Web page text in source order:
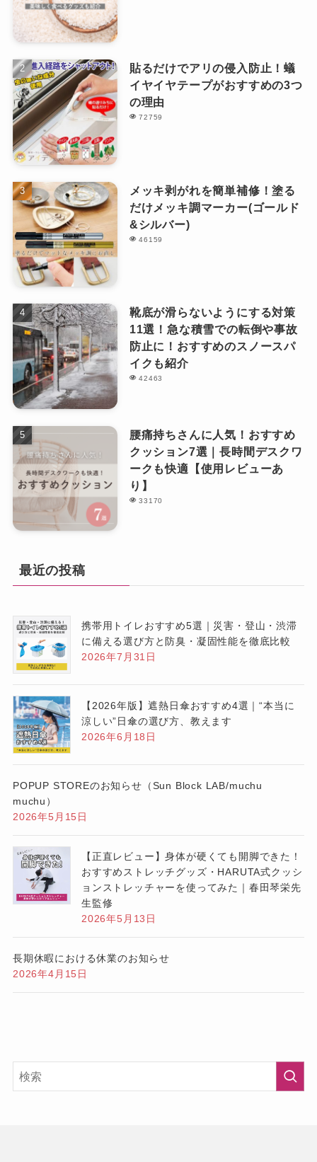
貼るだけでアリの侵入防止！蟻
イヤイヤテープがおすすめの3つ
の理由
72759
メッキ剥がれを簡単補修！塗る
だけメッキ調マーカー(ゴールド
&シルバー)
46159
靴底が滑らないようにする対策
11選！急な積雪での転倒や事故
防止に！おすすめのスノースパ
イクも紹介
42463
腰痛持ちさんに人気！おすすめ
クッション7選｜長時間デスクワ
ークも快適【使用レビューあ
り】
33170
最近の投稿
携帯用トイレおすすめ5選｜災害・登山・渋滞
に備える選び方と防臭・凝固性能を徹底比較
2026年7月31日
【2026年版】遮熱日傘おすすめ4選｜“本当に
涼しい”日傘の選び方、教えます
2026年6月18日
POPUP STOREのお知らせ（Sun Block LAB/muchu
muchu）
2026年5月15日
【正直レビュー】身体が硬くても開脚できた！
おすすめストレッチグッズ・HARUTA式クッシ
ョンストレッチャーを使ってみた｜春田琴栄先
生監修
2026年5月13日
長期休暇における休業のお知らせ
2026年4月15日